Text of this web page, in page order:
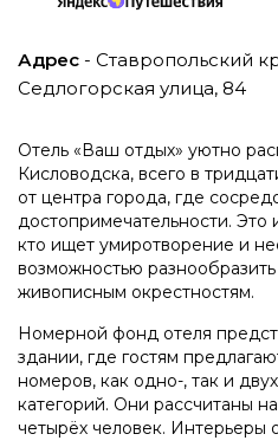
Адрес - Ставропольский
Седлогорская улица, 84
Отель «Ваш отдых» уютно
Кисловодска, всего в
от центра города, где
достопримечательности. Это
кто ищет умиротворение и
возможностью
живописным окрестностям.
Номерной фонд отеля
здании, где гостям
номеров, как одно-, так и
категорий. Они рассчитаны
четырёх человек. Интерьеры